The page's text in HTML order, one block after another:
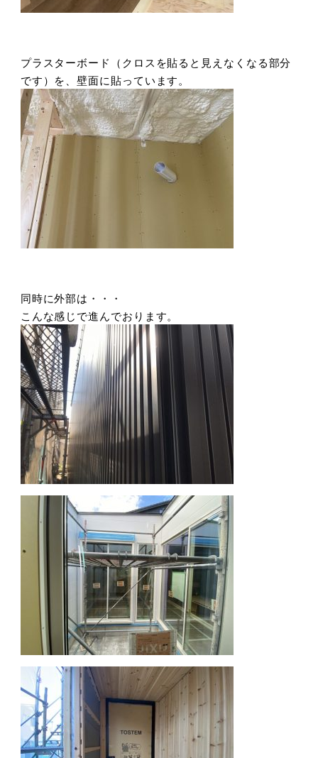
プラスターボード（クロスを貼ると見えなくなる部分
です）を、壁面に貼っています。
同時に外部は・・・
こんな感じで進んでおります。